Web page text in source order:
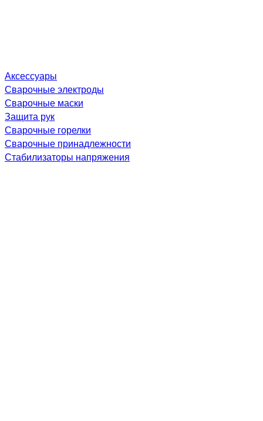
Аксессуары
Сварочные электроды
Сварочные маски
Защита рук
Сварочные горелки
Сварочные принадлежности
Стабилизаторы напряжения